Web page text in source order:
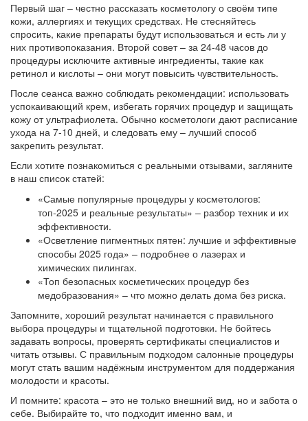
Первый шаг – честно рассказать косметологу о своём типе
кожи, аллергиях и текущих средствах. Не стесняйтесь
спросить, какие препараты будут использоваться и есть ли у
них противопоказания. Второй совет – за 24‑48 часов до
процедуры исключите активные ингредиенты, такие как
ретинол и кислоты – они могут повысить чувствительность.
После сеанса важно соблюдать рекомендации: использовать
успокаивающий крем, избегать горячих процедур и защищать
кожу от ультрафиолета. Обычно косметологи дают расписание
ухода на 7‑10 дней, и следовать ему – лучший способ
закрепить результат.
Если хотите познакомиться с реальными отзывами, загляните
в наш список статей:
«Самые популярные процедуры у косметологов:
топ‑2025 и реальные результаты» – разбор техник и их
эффективности.
«Осветление пигментных пятен: лучшие и эффективные
способы 2025 года» – подробнее о лазерах и
химических пилингах.
«Топ безопасных косметических процедур без
медобразования» – что можно делать дома без риска.
Запомните, хороший результат начинается с правильного
выбора процедуры и тщательной подготовки. Не бойтесь
задавать вопросы, проверять сертификаты специалистов и
читать отзывы. С правильным подходом салонные процедуры
могут стать вашим надёжным инструментом для поддержания
молодости и красоты.
И помните: красота – это не только внешний вид, но и забота о
себе. Выбирайте то, что подходит именно вам, и